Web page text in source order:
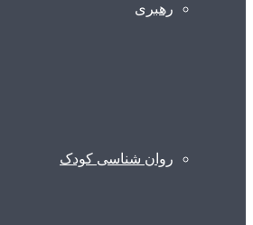
رهبری
روان شناسی کودک